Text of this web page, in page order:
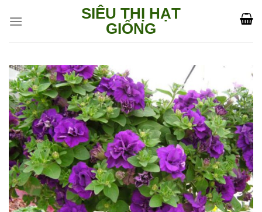
SIÊU THỊ HẠT
GIỐNG